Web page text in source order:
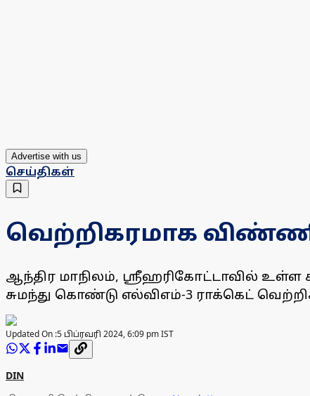
Advertise with us
செய்திகள்
வெற்றிகரமாக
ஆந்திர மாநிலம், ஸ்ரீஹரிகோட்டாவில் உள்ள
சுமந்து கொண்டு எல்விஎம்-3 ராக்கெட்
Updated On :5 பிப்ரவரி 2024, 6:09 pm IST
DIN